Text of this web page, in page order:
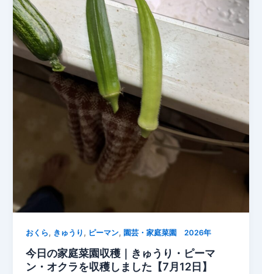
に
追
肥！
収
穫
を
の
管
おくら, きゅうり , ピーマン,園芸・家庭菜園 2026年
今日の家庭菜園収穫｜きゅうり・ピーマ
ン・オクラを収穫しました【7月12日】